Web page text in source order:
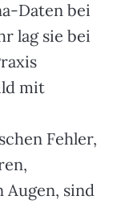
Daten bei
lag sie bei
mit
Fehler,
sind